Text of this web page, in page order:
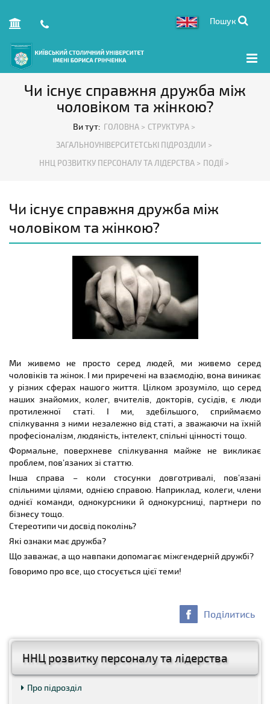
Пошук
Чи існує справжня дружба між
чоловіком та жінкою?
Ви тут: ГОЛОВНА > СТРУКТУРА >
ЗАГАЛЬНОУНІВЕРСИТЕТСЬКІ ПІДРОЗДІЛИ >
ННЦ РОЗВИТКУ ПЕРСОНАЛУ ТА ЛІДЕРСТВА > ПОДІЇ >
ННЦ розвитку персоналу та лідерства
Про підрозділ
Чи існує справжня дружба між
чоловіком та жінкою?
Ми живемо не просто серед людей, ми живемо серед
чоловіків та жінок. І ми приречені на взаємодію, вона виникає
у різних сферах нашого життя. Цілком зрозуміло, що серед
наших знайомих, колег, вчителів, докторів, сусідів, є люди
протилежної статі. І ми, здебільшого, сприймаємо
спілкування з ними незалежно від статі, а зважаючи на їхній
професіоналізм, людяність, інтелект, спільні цінності тощо.
Формальне, поверхневе спілкування майже не викликає
проблем, пов’язаних зі статтю.
Інша справа – коли стосунки довготривалі, пов’язані
спільними цілями, однією справою. Наприклад, колеги, члени
однієї команди, однокурсники й однокурсниці, партнери по
бізнесу тощо.
Стереотипи чи досвід поколінь?
Які ознаки має дружба?
Що заважає, а що навпаки допомагає міжгендерній дружбі?
Говоримо про все, що стосується цієї теми!
Поділитись